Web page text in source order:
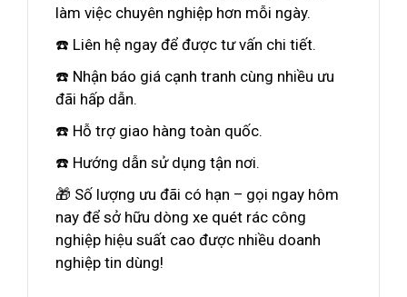
làm việc chuyên nghiệp hơn mỗi ngày.
☎️ Liên hệ ngay để được tư vấn chi tiết.
☎️ Nhận báo giá cạnh tranh cùng nhiều ưu
đãi hấp dẫn.
☎️ Hỗ trợ giao hàng toàn quốc.
☎️ Hướng dẫn sử dụng tận nơi.
🎁 Số lượng ưu đãi có hạn – gọi ngay hôm
nay để sở hữu dòng xe quét rác công
nghiệp hiệu suất cao được nhiều doanh
nghiệp tin dùng!